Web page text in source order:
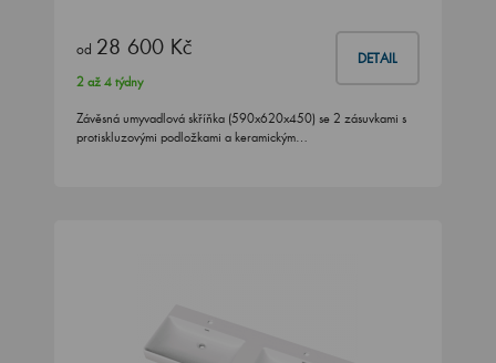
od 28 600 Kč DETAIL
2 až 4 týdny
Závěsná umyvadlová skříňka (590x620x450) se 2 zásuvkami s
protiskluzovými podložkami a keramickým…